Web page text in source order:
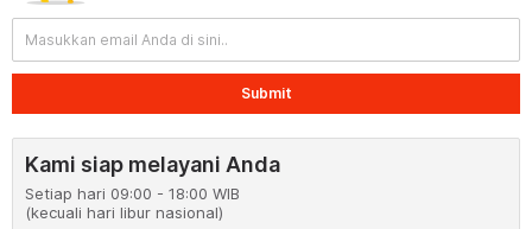
Submit
Kami siap melayani Anda
Setiap hari 09:00 - 18:00 WIB
(kecuali hari libur nasional)